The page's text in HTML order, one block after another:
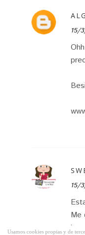
15/
15/
Me
Usamos cookies propias y de